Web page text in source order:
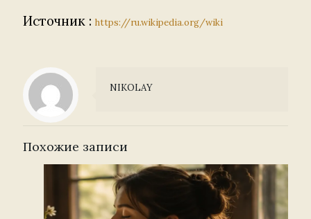
Источник : https://ru.wikipedia.org/wiki
NIKOLAY
Похожие записи